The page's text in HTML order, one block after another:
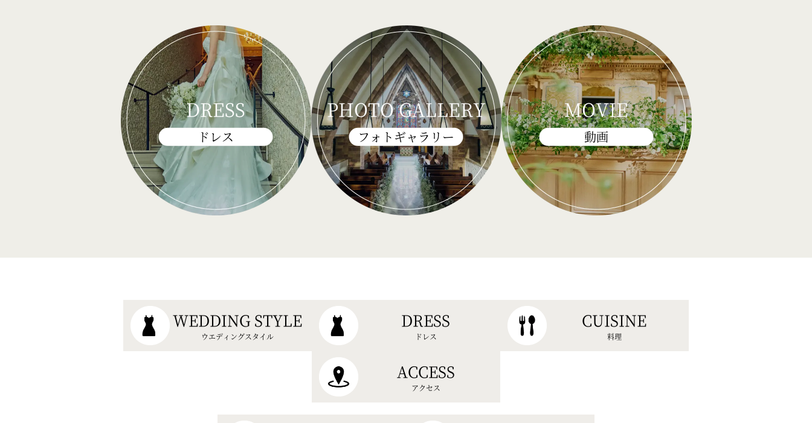
DRESS
ドレス
PHOTO GALLERY
フォトギャラリー
MOVIE
動画
WEDDING STYLE
ウエディングスタイル
DRESS
ドレス
CUISINE
料理
ACCESS
アクセス